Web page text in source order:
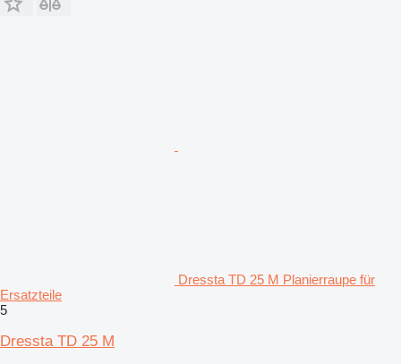
Dressta TD 25 M Planierraupe für
Ersatzteile
5
Dressta TD 25 M